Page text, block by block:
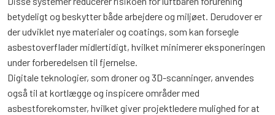
betydeligt og beskytter både arbejdere og miljøet. Derudover er
der udviklet nye materialer og coatings, som kan forsegle
asbestoverflader midlertidigt, hvilket minimerer eksponeringen
under forberedelsen til fjernelse.
Digitale teknologier, som droner og 3D-scanninger, anvendes
også til at kortlægge og inspicere områder med
asbestforekomster, hvilket giver projektledere mulighed for at